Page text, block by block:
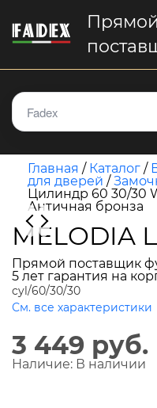
Прямой
Главная / Каталог /
для дверей /
Цилиндр 60 30/30
Античная бронза
MELODIA
Прямой поставщик
5 лет гарантия на
cyl/60/30/30
См. все характеристики
3 449 руб.
Наличие: В наличии